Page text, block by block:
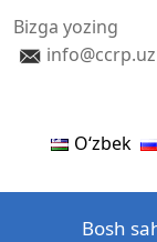
Bizga yozing
info@ccrp.uz
Oʻzbek
Bosh